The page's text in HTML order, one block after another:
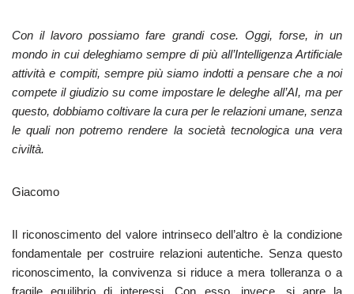
Con il lavoro possiamo fare grandi cose. Oggi, forse, in un
mondo in cui deleghiamo sempre di più all’Intelligenza Artificiale
attività e compiti, sempre più siamo indotti a pensare che a noi
compete il giudizio su come impostare le deleghe all’AI, ma per
questo, dobbiamo coltivare la cura per le relazioni umane, senza
le quali non potremo rendere la società tecnologica una vera
civiltà.
Giacomo
Il riconoscimento del valore intrinseco dell’altro è la condizione
fondamentale per costruire relazioni autentiche. Senza questo
riconoscimento, la convivenza si riduce a mera tolleranza o a
fragile equilibrio di interessi. Con esso, invece, si apre la